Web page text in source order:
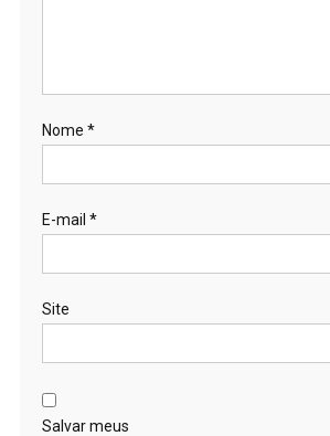
Nome *
E-mail *
Site
Salvar meus